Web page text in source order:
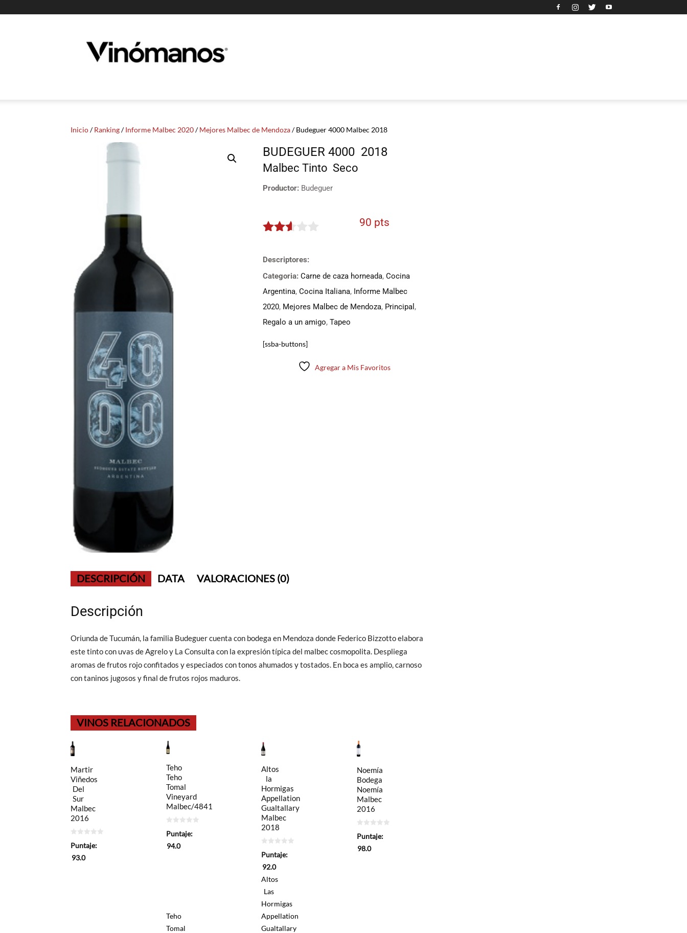
Vinomanos
Inicio/Ranking/Informe Malbec 2020/Mejores Malbec de Mendoza/ Budeguer 4000 Malbec 2018
BUDEGUER 4000 2018
Malbec Tinto Seco
Productor: Budeguer
90 pts
Descriptores:
Categoria: Carne de caza horneada, Cocina
Argentina, Cocina Italiana, Informe Malbec
2020, Mejores Malbec de Mendoza, Principal ,
Regalo a un amigo, Tapeo
[ssba-buttons]
Agregar a Mis Favoritos
DESCRIPCIÓN DATA VALORACIONES (0)
Descripción
Oriunda de Tucumán, la familia Budeguer cuenta con bodega en Mendoza donde Federico Bizzotto elabora
este tinto con uvas de Agrelo y La Consulta con la expresión típica del malbec cosmopolita. Despliega
aromas de frutos rojo confitados y especiados con tonos ahumados y tostados. En boca es amplio, carnoso
con taninos jugosos y final de frutos rojos maduros.
VINOS RELACIONADOS
Martir
Viñedos
Del
Sur
Malbec
2016
de
Puntaje:
93.0
Teho
Teho
Tomal
Vineyard
Malbec/4841
de
Puntaje:
94.0
Teho
Tomal
Altos
la
Hormigas
Appellation
Gualtallary
Malbec
2018
de
Puntaje:
92.0
Altos
Las
Hormigas
Appellation
Gualtallary
Noemía
Bodega
Noemía
Malbec
2016
de
Puntaje:
98.0